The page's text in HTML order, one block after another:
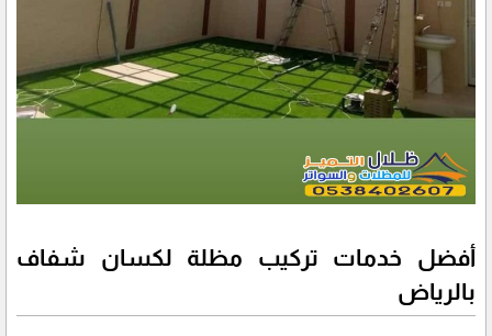
أفضل خدمات تركيب مظلة لكسان شفاف
بالرياض